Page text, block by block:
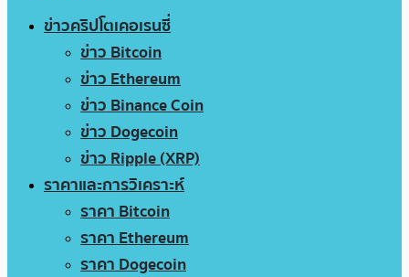
ข่าวคริปโตเคอเรนซี่
ข่าว Bitcoin
ข่าว Ethereum
ข่าว Binance Coin
ข่าว Dogecoin
ข่าว Ripple (XRP)
ราคาและการวิเคราะห์
ราคา Bitcoin
ราคา Ethereum
ราคา Dogecoin